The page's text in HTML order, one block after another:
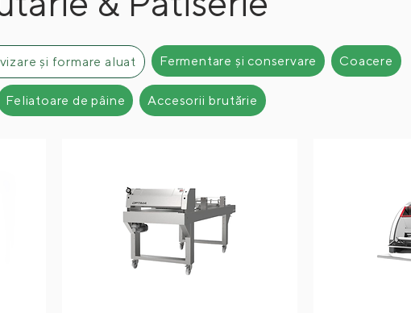
și formare aluat Fermentare și conservare Coacere
Feliatoare de pâine Accesorii brutărie